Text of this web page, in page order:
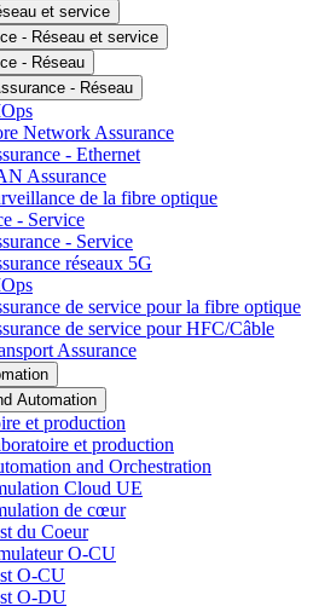
et service
- Réseau et service
- Réseau
- Réseau
Network Assurance
- Ethernet
Assurance
de la fibre optique
- Service
- Service
réseaux 5G
de service pour la fibre optique
de service pour HFC/Câble
Assurance
Automation
et production
et production
and Orchestration
Cloud UE
de cœur
du Coeur
O-CU
O-CU
O-DU